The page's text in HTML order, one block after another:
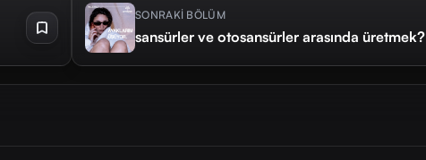
SONRAKİ BÖLÜM
sansürler ve otosansürler arasında üretmek?